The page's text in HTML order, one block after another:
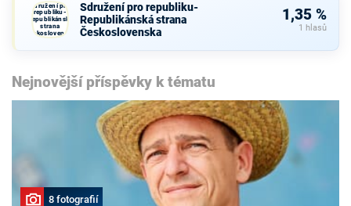
Sdružení pro
republiku-
Republikánská
strana
Československa
Sdružení pro republiku-
Republikánská strana
Československa
1,35 %
1 hlasů
Nejnovější příspěvky k tématu
8 fotografií